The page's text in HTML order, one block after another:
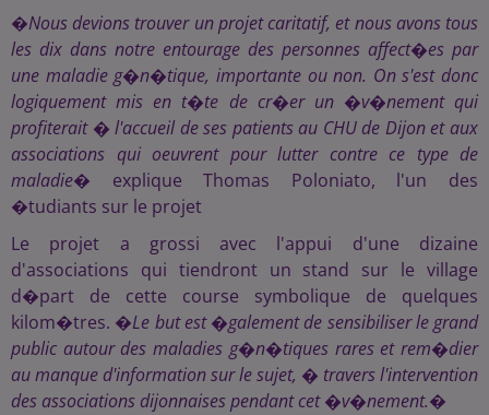
�Nous devions trouver un projet caritatif, et nous avons tous
les dix dans notre entourage des personnes affect�es par
une maladie g�n�tique, importante ou non. On s'est donc
logiquement mis en t�te de cr�er un �v�nement qui
profiterait � l'accueil de ses patients au CHU de Dijon et aux
associations qui oeuvrent pour lutter contre ce type de
maladie� explique Thomas Poloniato, l'un des
�tudiants sur le projet
Le projet a grossi avec l'appui d'une dizaine
d'associations qui tiendront un stand sur le village
d�part de cette course symbolique de quelques
kilom�tres. �Le but est �galement de sensibiliser le grand
public autour des maladies g�n�tiques rares et rem�dier
au manque d'information sur le sujet, � travers l'intervention
des associations dijonnaises pendant cet �v�nement.�